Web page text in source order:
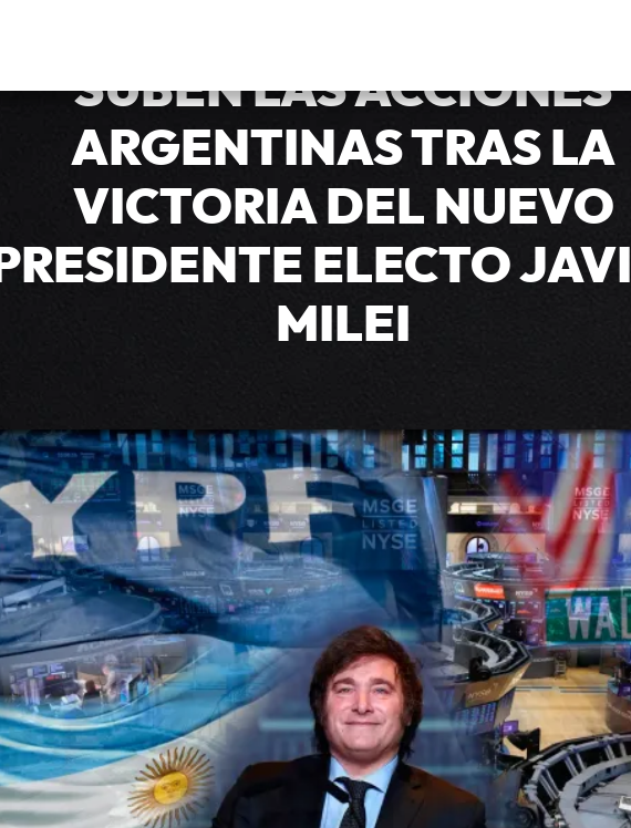
SUBEN LAS ACCIONES
ARGENTINAS TRAS LA
VICTORIA DEL NUEVO
PRESIDENTE ELECTO
MILEI